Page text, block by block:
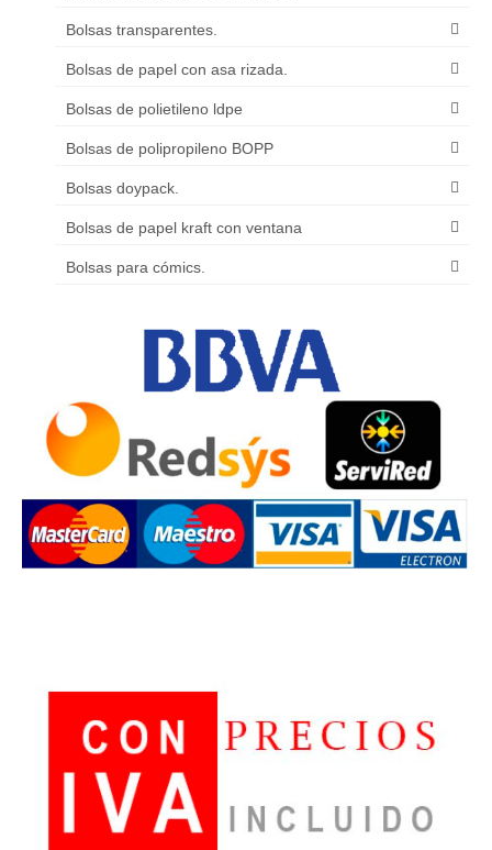
Bolsas transparentes.
Bolsas de papel con asa rizada.
Bolsas de polietileno ldpe
Bolsas de polipropileno BOPP
Bolsas doypack.
Bolsas de papel kraft con ventana
Bolsas para cómics.